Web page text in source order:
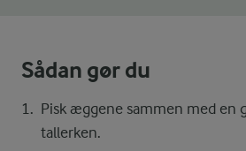
Sådan gør du
Pisk æggene sammen med en
tallerken.